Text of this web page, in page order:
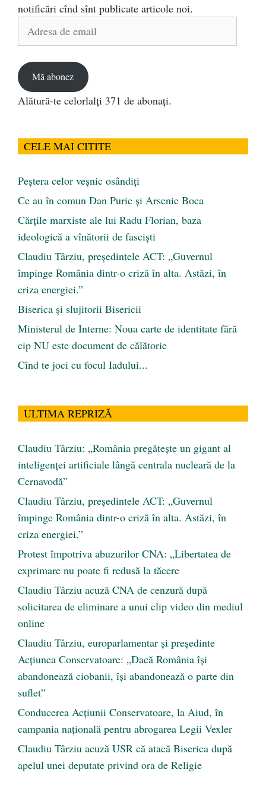
notificări cînd sînt publicate articole noi.
Mă abonez
Alătură-te celorlalți 371 de abonați.
CELE MAI CITITE
Peştera celor veşnic osândiţi
Ce au în comun Dan Puric şi Arsenie Boca
Cărţile marxiste ale lui Radu Florian, baza
ideologică a vînătorii de fascişti
Claudiu Târziu, președintele ACT: „Guvernul
împinge România dintr-o criză în alta. Astăzi, în
criza energiei.”
Biserica și slujitorii Bisericii
Ministerul de Interne: Noua carte de identitate fără
cip NU este document de călătorie
Cînd te joci cu focul Iadului...
ULTIMA REPRIZĂ
Claudiu Târziu: „România pregătește un gigant al
inteligenței artificiale lângă centrala nucleară de la
Cernavodă”
Claudiu Târziu, președintele ACT: „Guvernul
împinge România dintr-o criză în alta. Astăzi, în
criza energiei.”
Protest împotriva abuzurilor CNA: „Libertatea de
exprimare nu poate fi redusă la tăcere
Claudiu Târziu acuză CNA de cenzură după
solicitarea de eliminare a unui clip video din mediul
online
Claudiu Târziu, europarlamentar și președinte
Acțiunea Conservatoare: „Dacă România își
abandonează ciobanii, își abandonează o parte din
suflet”
Conducerea Acțiunii Conservatoare, la Aiud, în
campania națională pentru abrogarea Legii Vexler
Claudiu Târziu acuză USR că atacă Biserica după
apelul unei deputate privind ora de Religie